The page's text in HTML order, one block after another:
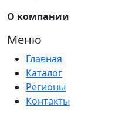
О компании
Меню
Главная
Каталог
Регионы
Контакты